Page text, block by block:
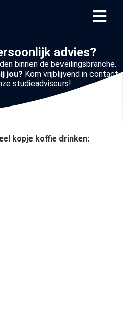
advies?
binnen de beveilingsbranche.
jou? Kom vrijblijvend in contact
studieadviseurs!
kopje koffie drinken: